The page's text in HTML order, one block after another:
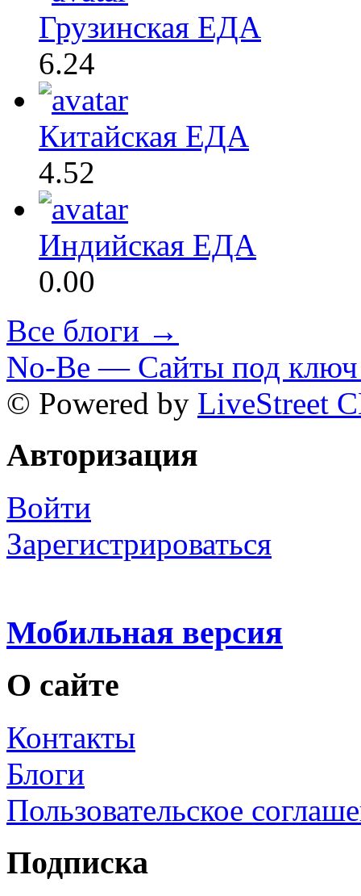
Грузинская ЕДА
6.24
Китайская ЕДА
4.52
Индийская ЕДА
0.00
Все блоги →
No-Be — Сайты под ключ
© Powered by LiveStreet
Авторизация
Войти
Зарегистрироваться
Мобильная версия
О сайте
Контакты
Блоги
Пользовательское
Подписка